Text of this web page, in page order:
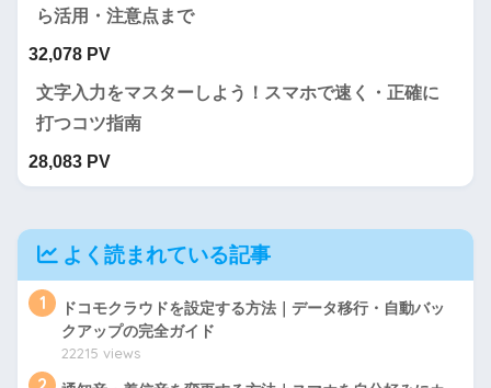
ら活用・注意点まで
32,078 PV
文字入力をマスターしよう！スマホで速く・正確に
打つコツ指南
28,083 PV
よく読まれている記事
1
ドコモクラウドを設定する方法｜データ移行・自動バッ
クアップの完全ガイド
22215 views